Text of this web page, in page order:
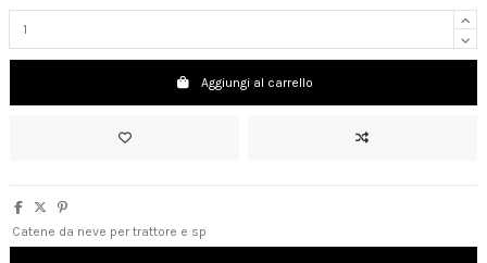
Aggiungi al carrello
Catene da neve per trattore e sp